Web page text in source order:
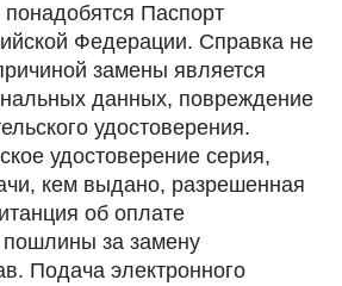
Паспорт
Федерации. Справка не
замены является
данных, повреждение
удостоверения.
удостоверение серия,
кем выдано, разрешенная
об оплате
пошлины за замену
Подача электронного